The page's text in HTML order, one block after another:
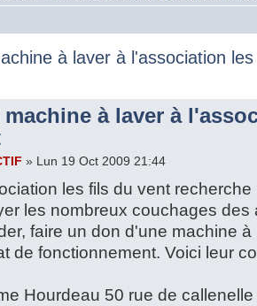
à laver à l'association
machine à laver à
» Lun 19 Oct 2009 21:44
les fils du vent
les nombreux couchages
faire un don d'une machine
de fonctionnement. Voici leur
Hourdeau 50 rue de